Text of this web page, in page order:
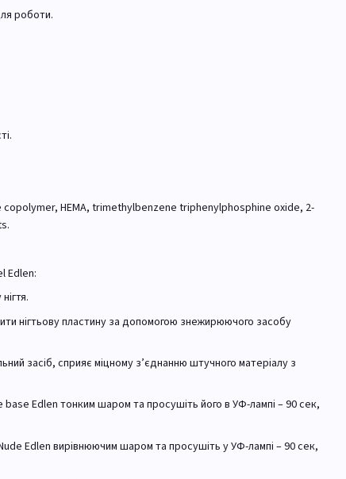
роботи.
HEMA, trimethylbenzene triphenylphosphine oxide, 2-
Edlen:
нігтьову пластину за допомогою знежирюючого засобу
засіб, сприяє міцному з’єднанню штучного матеріалу з
base Edlen тонким шаром та просушіть його в УФ-лампі – 90 сек,
Edlen вирівнюючим шаром та просушіть у УФ-лампі – 90 сек,